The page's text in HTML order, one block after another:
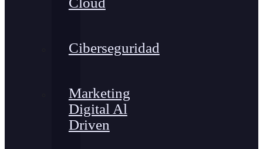
Ciberseguridad
Marketing
Digital Al
Driven